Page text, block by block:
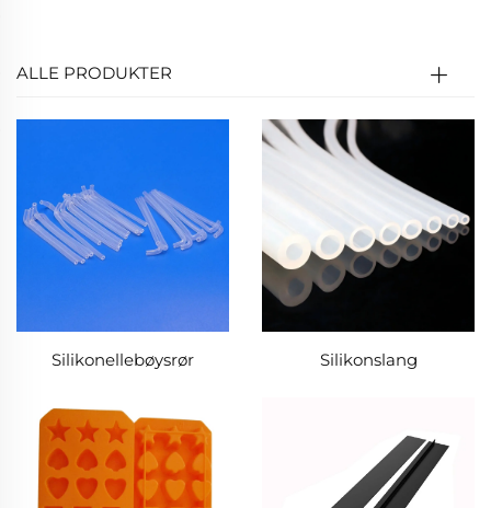
ALLE PRODUKTER
Silikonellebøysrør Silikonslang